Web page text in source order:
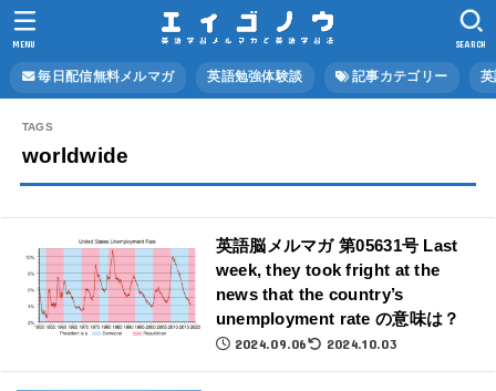
毎日配信無料メルマガ 英語勉強体験談 記事カテゴリー
SEARCH
MENU
worldwide
英語脳メルマガ 第05631号 Last
week, they took fright at the
news that the country’s
unemployment rate の意味は？
2024.09.06 2024.10.03